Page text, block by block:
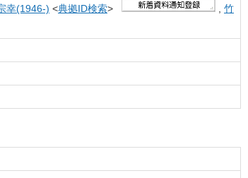
幸(1946-) <典拠ID検索>
竹